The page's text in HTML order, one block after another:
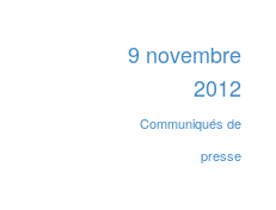
9 novembre
2012
Communiqués de
presse